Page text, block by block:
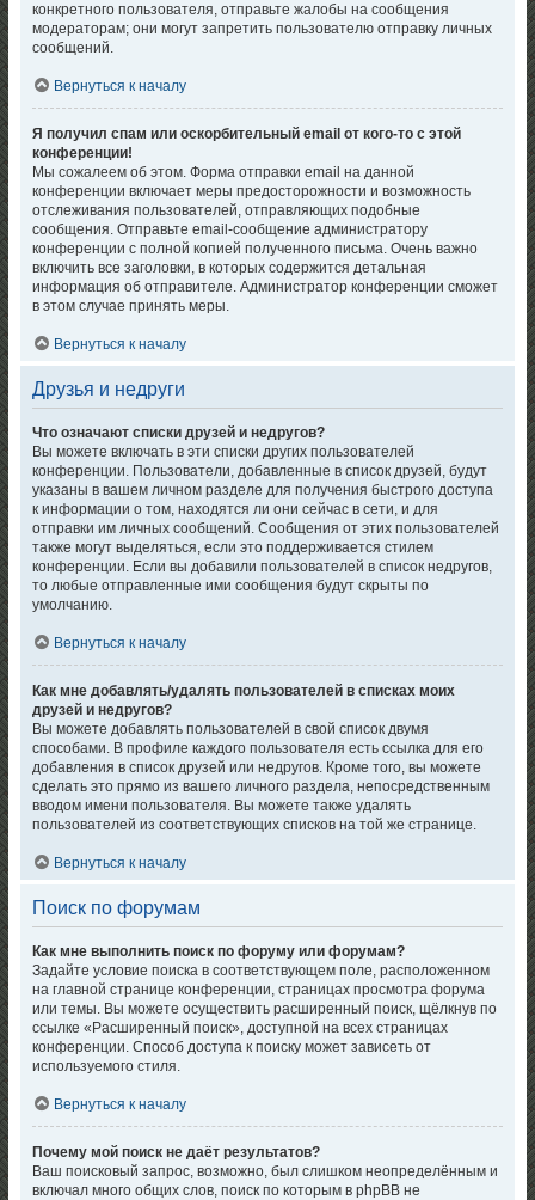
конкретного пользователя, отправьте жалобы на сообщения
модераторам; они могут запретить пользователю отправку личных
сообщений.
Вернуться к началу
Я получил спам или оскорбительный email от кого-то с этой
конференции!
Мы сожалеем об этом. Форма отправки email на данной
конференции включает меры предосторожности и возможность
отслеживания пользователей, отправляющих подобные
сообщения. Отправьте email-сообщение администратору
конференции с полной копией полученного письма. Очень важно
включить все заголовки, в которых содержится детальная
информация об отправителе. Администратор конференции сможет
в этом случае принять меры.
Вернуться к началу
Друзья и недруги
Что означают списки друзей и недругов?
Вы можете включать в эти списки других пользователей
конференции. Пользователи, добавленные в список друзей, будут
указаны в вашем личном разделе для получения быстрого доступа
к информации о том, находятся ли они сейчас в сети, и для
отправки им личных сообщений. Сообщения от этих пользователей
также могут выделяться, если это поддерживается стилем
конференции. Если вы добавили пользователей в список недругов,
то любые отправленные ими сообщения будут скрыты по
умолчанию.
Вернуться к началу
Как мне добавлять/удалять пользователей в списках моих
друзей и недругов?
Вы можете добавлять пользователей в свой список двумя
способами. В профиле каждого пользователя есть ссылка для его
добавления в список друзей или недругов. Кроме того, вы можете
сделать это прямо из вашего личного раздела, непосредственным
вводом имени пользователя. Вы можете также удалять
пользователей из соответствующих списков на той же странице.
Вернуться к началу
Поиск по форумам
Как мне выполнить поиск по форуму или форумам?
Задайте условие поиска в соответствующем поле, расположенном
на главной странице конференции, страницах просмотра форума
или темы. Вы можете осуществить расширенный поиск, щёлкнув по
ссылке «Расширенный поиск», доступной на всех страницах
конференции. Способ доступа к поиску может зависеть от
используемого стиля.
Вернуться к началу
Почему мой поиск не даёт результатов?
Ваш поисковый запрос, возможно, был слишком неопределённым и
включал много общих слов, поиск по которым в phpBB не